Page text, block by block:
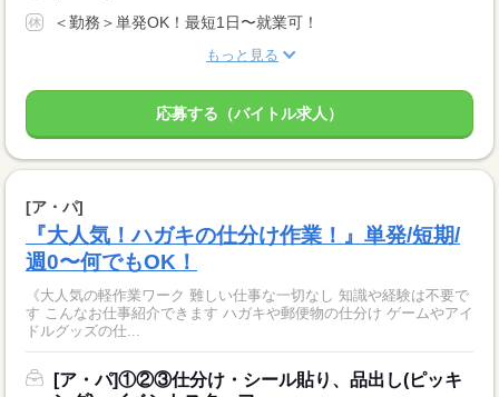
＜勤務＞単発OK！最短1日〜就業可！
もっと見る
応募する（バイトル求人）
[ア・パ]
『大人気！ハガキの仕分け作業！』単発/短期/
週0〜何でもOK！
《大人気の軽作業ワーク 難しい仕事な一切なし 知識や経験は不要で
す こんなお仕事紹介できます ハガキや郵便物の仕分け ゲームやアイ
ドルグッズの仕...
[ア・パ]①②③仕分け・シール貼り、品出し(ピッキ